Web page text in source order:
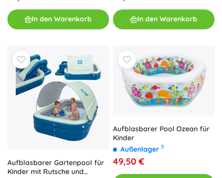
In den Warenkorb In den Warenkorb
Aufblasbarer Gartenpool für
Kinder mit Rutsche und
Aufblasbarer Pool Ozean für
Kinder
Außenlager ?
49,50 €